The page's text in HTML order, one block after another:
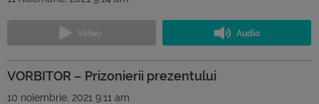
VORBITOR – Prizonierii prezentului
10 noiembrie, 2021 9:11 am